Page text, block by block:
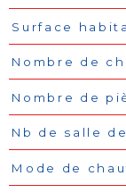
Surface
Nombre de
Nombre de
Nb de salle
Mode de